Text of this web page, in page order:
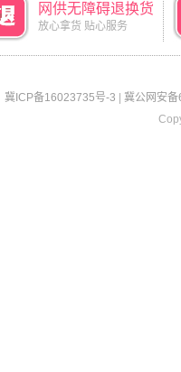
网供无障碍退换货
放心拿货 贴心服务
冀ICP备16023735号-3
冀公网安